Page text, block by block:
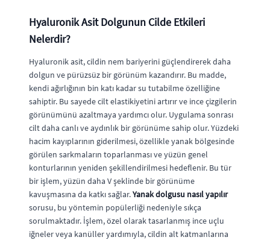
Hyaluronik Asit Dolgunun Cilde Etkileri
Nelerdir?
Hyaluronik asit, cildin nem bariyerini güçlendirerek daha
dolgun ve pürüzsüz bir görünüm kazandırır. Bu madde,
kendi ağırlığının bin katı kadar su tutabilme özelliğine
sahiptir. Bu sayede cilt elastikiyetini artırır ve ince çizgilerin
görünümünü azaltmaya yardımcı olur. Uygulama sonrası
cilt daha canlı ve aydınlık bir görünüme sahip olur. Yüzdeki
hacim kayıplarının giderilmesi, özellikle yanak bölgesinde
görülen sarkmaların toparlanması ve yüzün genel
konturlarının yeniden şekillendirilmesi hedeflenir. Bu tür
bir işlem, yüzün daha V şeklinde bir görünüme
kavuşmasına da katkı sağlar.Yanak dolgusu nasıl yapılır
sorusu, bu yöntemin popülerliği nedeniyle sıkça
sorulmaktadır. İşlem, özel olarak tasarlanmış ince uçlu
iğneler veya kanüller yardımıyla, cildin alt katmanlarına